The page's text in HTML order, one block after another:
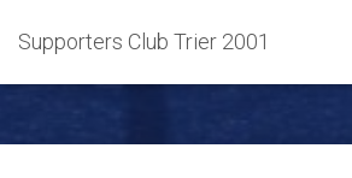
Supporters Club Trier 2001